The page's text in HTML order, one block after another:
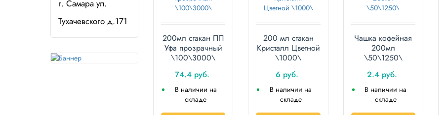
г. Самара ул.
Тухачевского д.171
200мл стакан ПП
Уфа прозрачный
\100\3000\
74.4 руб.
В наличии на
складе
200 мл стакан
Кристалл Цветной
\1000\
6 руб.
В наличии на
складе
Чашка кофейная
200мл
\50\1250\
2.4 руб.
В наличии на
складе